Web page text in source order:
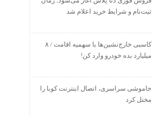
ثبت‌نام و شرایط خرید اعلام شد
کاسبی خارج‌نشین‌ها با سهمیه اقامت / ۸
میلیارد بده خودرو وارد کن!
خاموشی سراسری، اتصال اینترنت کوبا را
مختل کرد